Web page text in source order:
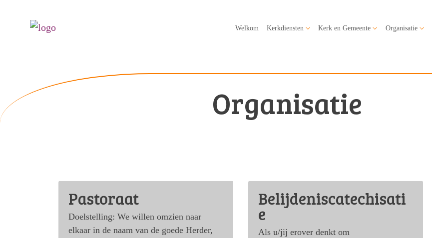
Welkom Kerkdiensten Kerk en Gemeente Organisatie
Organisatie
Pastoraat
Doelstelling: We willen omzien naar
elkaar in de naam van de goede Herder,
Belijdeniscatechisati
e
Als u/jij erover denkt om